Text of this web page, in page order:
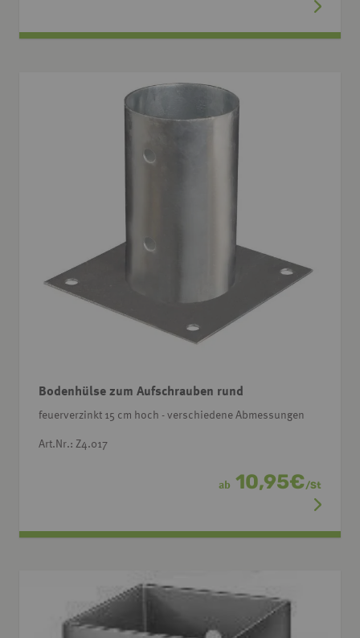
Bodenhülse zum Aufschrauben rund
feuerverzinkt 15 cm hoch - verschiedene Abmessungen
Art.Nr.: Z4.017
ab 10,95€/St